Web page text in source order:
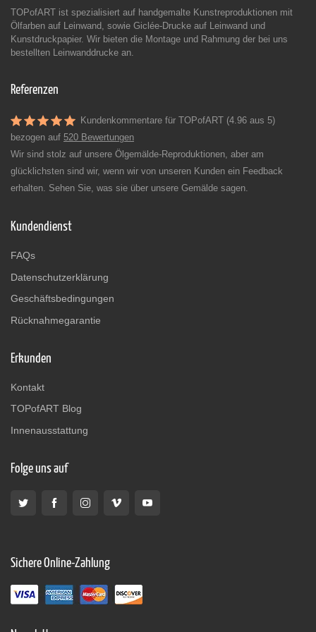
TOPofART ist spezialisiert auf handgemalte Kunstreproduktionen mit
Ölfarben auf Leinwand, sowie Giclée-Drucke auf Leinwand und
Kunstdruckpapier. Wir bieten die Montage und Rahmung der bei uns
bestellten Leinwanddrucke an.
Referenzen
Kundenkommentare für TOPofART (4.96 aus 5)
bezogen auf 520 Bewertungen
Wir sind stolz auf unsere Ölgemälde-Reproduktionen, aber am
glücklichsten sind wir, wenn wir von unseren Kunden ein Feedback
erhalten. Sehen Sie, was sie über unsere Gemälde sagen.
Kundendienst
FAQs
Datenschutzerklärung
Geschäftsbedingungen
Rücknahmegarantie
Erkunden
Kontakt
TOPofART Blog
Innenausstattung
Folge uns auf
Sichere Online-Zahlung